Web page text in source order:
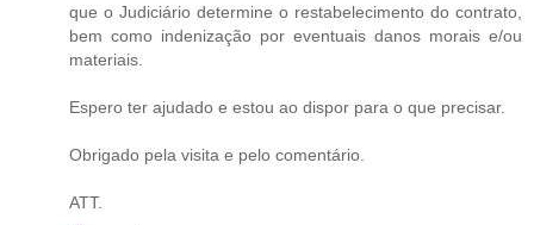
que o Judiciário determine o restabelecimento do contrato,
bem como indenização por eventuais danos morais e/ou
materiais.
Espero ter ajudado e estou ao dispor para o que precisar.
Obrigado pela visita e pelo comentário.
ATT.